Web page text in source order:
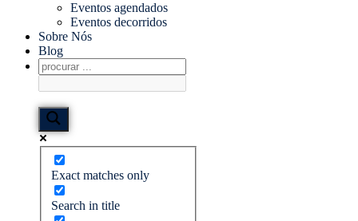
Eventos agendados
Eventos decorridos
Sobre Nós
Blog
Exact matches only
Search in title